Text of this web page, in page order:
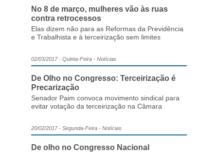
No 8 de março, mulheres vão às ruas
contra retrocessos
Elas dizem não para as Reformas da Previdência
e Trabalhista e à terceirização sem limites
02/03/2017 - Quinta-Feira - Notícias
De Olho no Congresso: Terceirização é
Precarização
Senador Paim convoca movimento sindical para
evitar votação da terceirização na Câmara
20/02/2017 - Segunda-Feira - Notícias
De olho no Congresso Nacional